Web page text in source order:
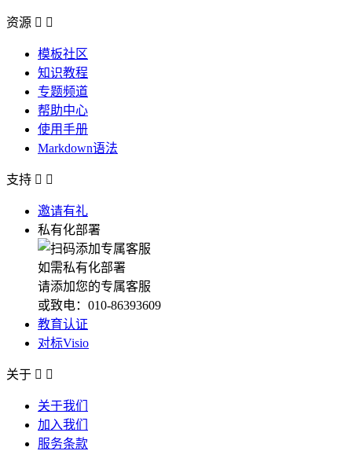
资源  
模板社区
知识教程
专题频道
帮助中心
使用手册
Markdown语法
支持  
邀请有礼
私有化部署
如需私有化部署
请添加您的专属客服
或致电：010-86393609
教育认证
对标Visio
关于  
关于我们
加入我们
服务条款